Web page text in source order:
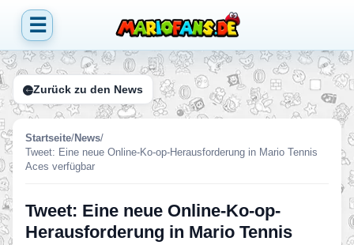
☰
Zurück zu den News
Startseite/News/
Tweet: Eine neue Online-Ko-op-Herausforderung in Mario Tennis
Aces verfügbar
Tweet: Eine neue Online-Ko-op-
Herausforderung in Mario Tennis